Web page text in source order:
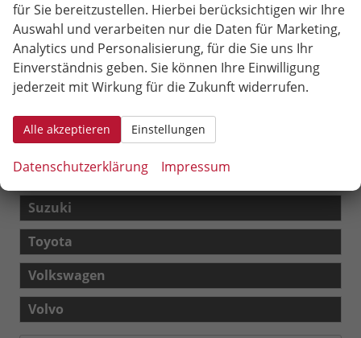
Peugeot
Seat
Arona
Leon Sportstourer
Skoda
Suzuki
Toyota
Volkswagen
Volvo
für Sie bereitzustellen. Hierbei berücksichtigen wir Ihre
Auswahl und verarbeiten nur die Daten für Marketing,
Analytics und Personalisierung, für die Sie uns Ihr
Einverständnis geben. Sie können Ihre Einwilligung
jederzeit mit Wirkung für die Zukunft widerrufen.
Alle akzeptieren Einstellungen
Datenschutzerklärung Impressum